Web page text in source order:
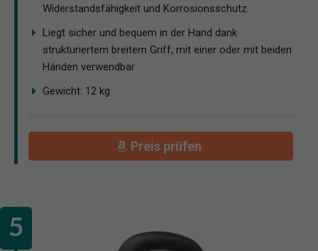
Widerstandsfähigkeit und Korrosionsschutz
Liegt sicher und bequem in der Hand dank
strukturiertem breitem Griff; mit einer oder mit beiden
Händen verwendbar
Gewicht: 12 kg
Preis prüfen